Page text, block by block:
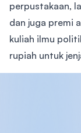
perpustakaan,
dan juga premi
kuliah ilmu
rupiah untuk